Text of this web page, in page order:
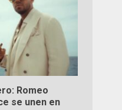
Romeo
se unen en